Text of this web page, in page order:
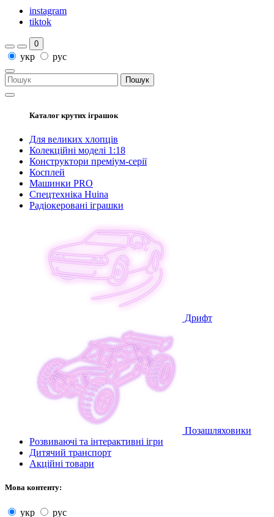
instagram
tiktok
0
укр рус
Пошук
Каталог крутих іграшок
Для великих хлопців
Колекційні моделі 1:18
Конструктори преміум-серії
Косплей
Машинки PRO
Спецтехніка Huina
Радіокеровані іграшки
Дрифт
Позашляховики
Розвиваючі та інтерактивні ігри
Дитячий транспорт
Акційні товари
Мова контенту:
укр рус